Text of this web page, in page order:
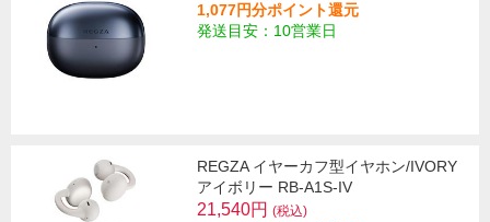
1,077円分ポイント還元
発送目安：10営業日
REGZA イヤーカフ型イヤホン/IVORY
アイボリー RB-A1S-IV
21,540円 (税込)